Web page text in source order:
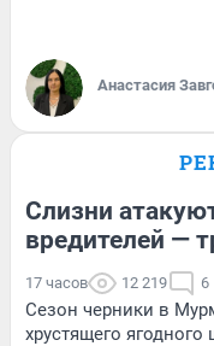
Анастасия
Слизни
вредителей —
17 часов 12 219 6
Сезон черники в
хрустящего